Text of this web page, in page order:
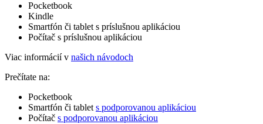
Pocketbook
Kindle
Smartfón či tablet s príslušnou aplikáciou
Počítač s príslušnou aplikáciou
Viac informácií v našich návodoch
Prečítate na:
Pocketbook
Smartfón či tablet s podporovanou aplikáciou
Počítač s podporovanou aplikáciou